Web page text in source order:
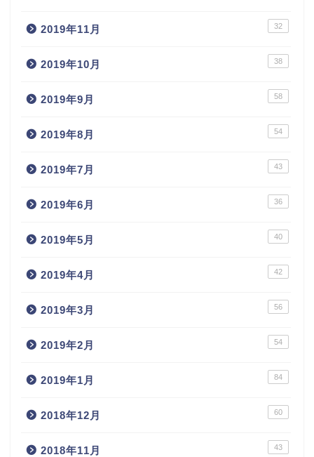
2019年11月 32
2019年10月 38
2019年9月 58
2019年8月 54
2019年7月 43
2019年6月 36
2019年5月 40
2019年4月 42
2019年3月 56
2019年2月 54
2019年1月 84
2018年12月 60
2018年11月 43